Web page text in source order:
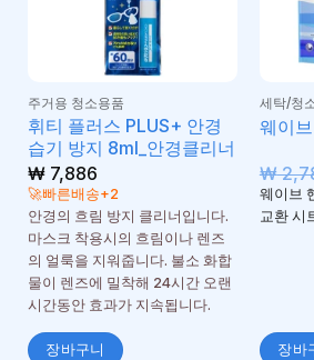
주거용 청소용품
휘티 플러스 PLUS+ 안경
습기 방지 8ml_안경클리너
₩7,886
🚀빠른배송+2
안경의 흐림 방지 클리너입니다.
마스크 착용시의 흐림이나 렌즈
의 얼룩을 지워줍니다. 불소 화합
물이 렌즈에 밀착해 24시간 오랜
시간동안 효과가 지속됩니다.
장바구니
세탁/청
웨이
₩
웨이브
교환 시
장바